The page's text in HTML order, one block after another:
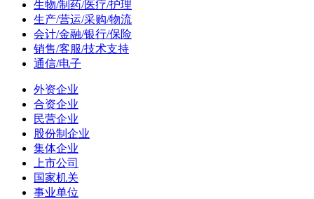
生物/制药/医疗/护理
生产/营运/采购/物流
会计/金融/银行/保险
销售/客服/技术支持
通信/电子
外资企业
合资企业
民营企业
股份制企业
集体企业
上市公司
国家机关
事业单位